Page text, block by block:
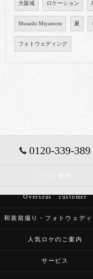
大阪城 ロケーション
Musashi Miyamoto 夏
フォトウェディング
0120-339-389
Overseas customer
和装前撮り・フォトウェデ
人気ロケのご案内
サービス